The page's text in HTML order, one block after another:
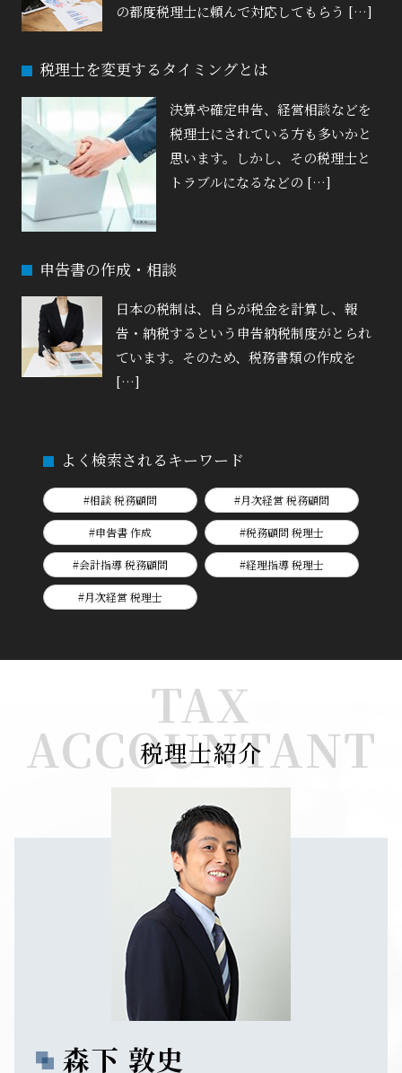
の都度税理士に頼んで対応してもらう […]
税理士を変更するタイミングとは
決算や確定申告、経営相談などを
税理士にされている方も多いかと
思います。しかし、その税理士と
トラブルになるなどの […]
申告書の作成・相談
日本の税制は、自らが税金を計算し、報
告・納税するという申告納税制度がとられ
ています。そのため、税務書類の作成を
[…]
よく検索されるキーワード
#相談 税務顧問 #月次経営 税務顧問
#申告書 作成 #税務顧問 税理士
#会計指導 税務顧問 #経理指導 税理士
#月次経営 税理士
TAX
ACCOUNTANT
税理士紹介
森下 敦史